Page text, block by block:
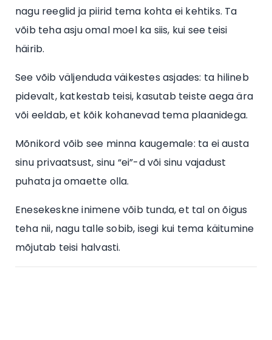
nagu reeglid ja piirid tema kohta ei kehtiks. Ta
võib teha asju omal moel ka siis, kui see teisi
häirib.
See võib väljenduda väikestes asjades: ta hilineb
pidevalt, katkestab teisi, kasutab teiste aega ära
või eeldab, et kõik kohanevad tema plaanidega.
Mõnikord võib see minna kaugemale: ta ei austa
sinu privaatsust, sinu “ei”-d või sinu vajadust
puhata ja omaette olla.
Enesekeskne inimene võib tunda, et tal on õigus
teha nii, nagu talle sobib, isegi kui tema käitumine
mõjutab teisi halvasti.